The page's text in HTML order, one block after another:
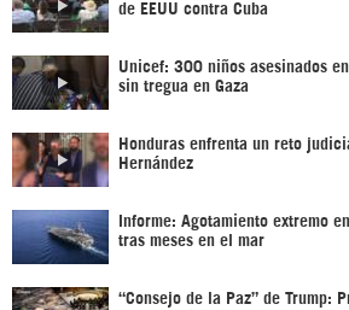
de EEUU contra Cuba
Unicef: 300 niños asesinados
sin tregua en Gaza
Honduras enfrenta un reto
Hernández
Informe: Agotamiento extremo
tras meses en el mar
“Consejo de la Paz” de Trump: